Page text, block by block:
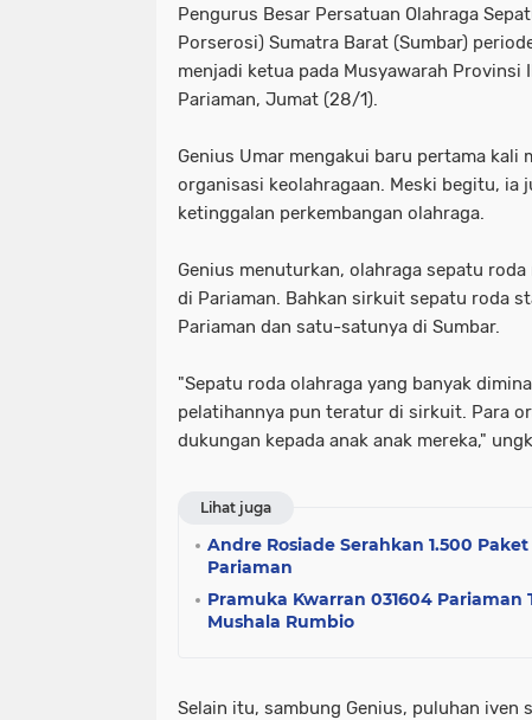
Pengurus Besar Persatuan Olahraga
Porserosi) Sumatra Barat (Sumbar)
menjadi ketua pada Musyawarah Provinsi
Pariaman, Jumat (28/1).
Genius Umar mengakui baru pertama kali
organisasi keolahragaan. Meski begitu, ia
ketinggalan perkembangan olahraga.
Genius menuturkan, olahraga sepatu
di Pariaman. Bahkan sirkuit sepatu roda
Pariaman dan satu-satunya di Sumbar.
"Sepatu roda olahraga yang banyak
pelatihannya pun teratur di sirkuit. Para
dukungan kepada anak anak mereka,"
Lihat juga
Andre Rosiade Serahkan 1.500
Pariaman
Pramuka Kwarran 031604 Pariaman
Mushala Rumbio
Selain itu, sambung Genius, puluhan iven